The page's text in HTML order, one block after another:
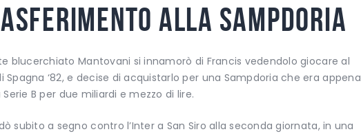
alla Sampdoria
blucerchiato Mantovani si innamorò di Francis vedendolo giocare al
Spagna ‘82, e decise di acquistarlo per una Sampdoria che era appena
B per due miliardi e mezzo di lire.
subito a segno contro l’Inter a San Siro alla seconda giornata, in una